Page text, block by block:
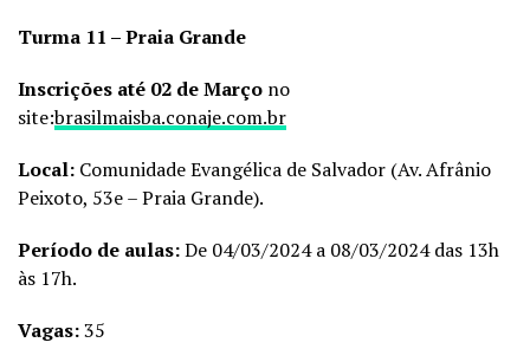
Turma 11 – Praia Grande
Inscrições até 02 de Março no
site:brasilmaisba.conaje.com.br
Local: Comunidade Evangélica de Salvador (Av. Afrânio
Peixoto, 53e – Praia Grande).
Período de aulas:De 04/03/2024 a 08/03/2024 das 13h
às 17h.
Vagas:35